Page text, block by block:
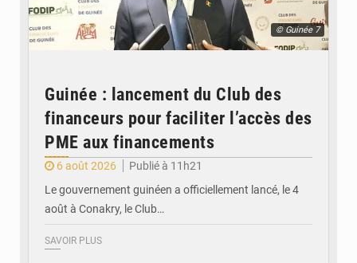
© Guinée 7
Guinée : lancement du Club des
financeurs pour faciliter l’accès des
PME aux financements
6 août 2026
Publié à 11h21
Le gouvernement guinéen a officiellement lancé, le 4
août à Conakry, le Club…
SAVOIR PLUS